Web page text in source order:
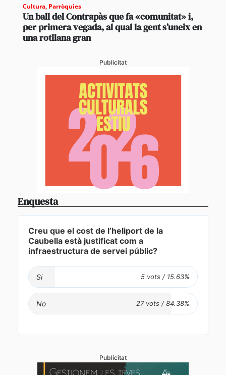
Cultura, Parròquies
Un ball del Contrapàs que fa «comunitat» i,
per primera vegada, al qual la gent s’uneix en
una rotllana gran
Publicitat
Enquesta
Creu que el cost de l’heliport de la
Caubella està justificat com a
infraestructura de servei públic?
Si
No
Publicitat